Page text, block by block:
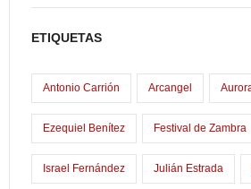
c
e
b
o
o
k
st
o
d
o
n
ail m
ar
tir
ETIQUETAS
Antonio Carrión Arcangel
Ezequiel Benítez Festival de Zambra
Israel Fernández Julián Estrada